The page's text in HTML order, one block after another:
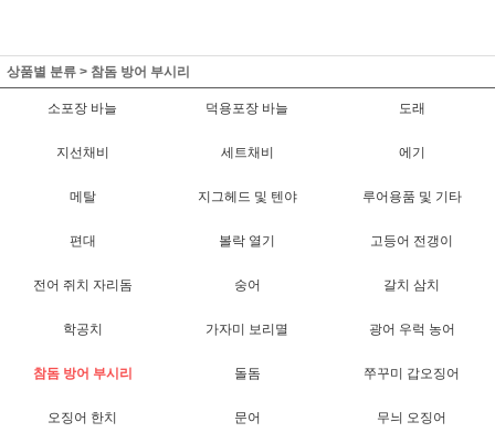
상품별 분류 > 참돔 방어 부시리
소포장 바늘 덕용포장 바늘 도래
지선채비 세트채비 에기
메탈 지그헤드 및 텐야 루어용품 및 기타
편대 볼락 열기 고등어 전갱이
전어 쥐치 자리돔 숭어 갈치 삼치
학공치 가자미 보리멸 광어 우럭 농어
참돔 방어 부시리 돌돔 쭈꾸미 갑오징어
오징어 한치 문어 무늬 오징어